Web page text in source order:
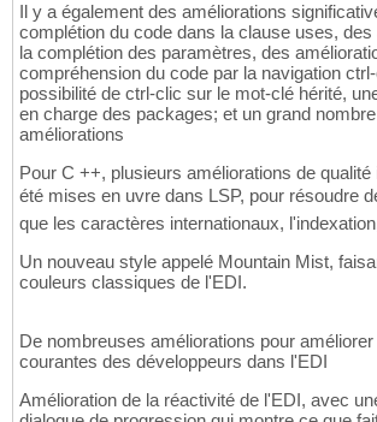
Il y a également des améliorations
complétion du code dans la clause uses,
la complétion des paramètres, des
compréhension du code par la navigation
possibilité de ctrl-clic sur le mot-clé hérité,
en charge des packages; et un grand
améliorations
Pour C ++, plusieurs améliorations de
été mises en uvre dans LSP, pour résoudre
que les caractères internationaux,
Un nouveau style appelé Mountain Mist,
couleurs classiques de l'EDI.
De nombreuses améliorations pour
courantes des développeurs dans l'EDI
Amélioration de la réactivité de l'EDI, avec